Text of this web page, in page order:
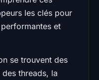
les clés pour
et
se trouvent des
threads, la